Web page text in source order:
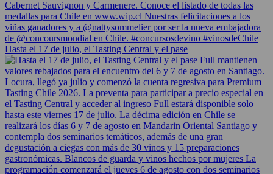
Hasta el 17 de julio, el Tasting Central y el pase